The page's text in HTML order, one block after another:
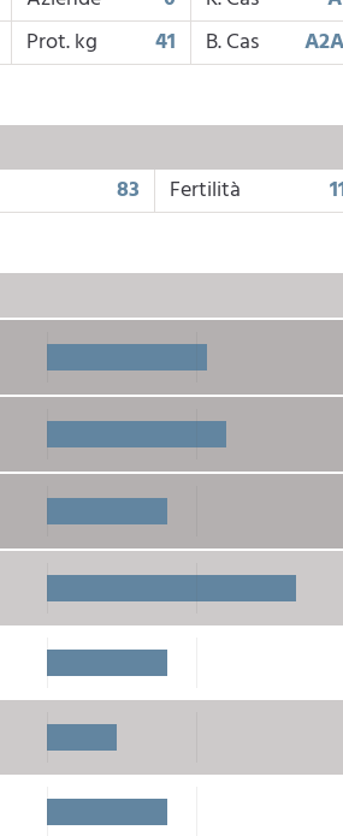
Prot. kg 41 B. Cas
83 Fertilità